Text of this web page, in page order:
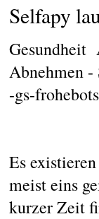
Selfapy
Abnehmen -
-gs-
Es
meist eins
kurzer Zeit